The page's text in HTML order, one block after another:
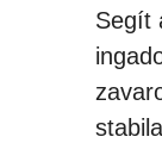
Segít